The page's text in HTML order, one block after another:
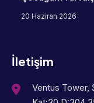
20 Haziran 2026
İletişim
Ventus Tower,